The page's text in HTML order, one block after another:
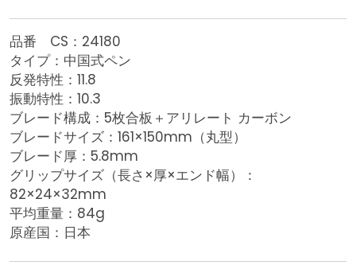
品番 CS：24180
タイプ：中国式ペン
反発特性：11.8
振動特性：10.3
ブレード構成：5枚合板＋アリレート カーボン
ブレードサイズ：161×150mm（丸型）
ブレード厚：5.8mm
グリップサイズ（長さ×厚×エンド幅）：
82×24×32mm
平均重量：84g
原産国：日本